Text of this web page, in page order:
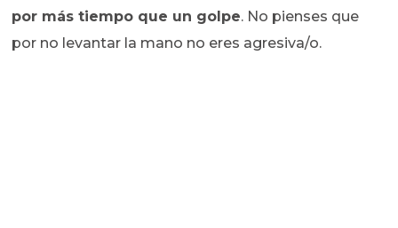
por más tiempo que un golpe. No pienses que
por no levantar la mano no eres agresiva/o.